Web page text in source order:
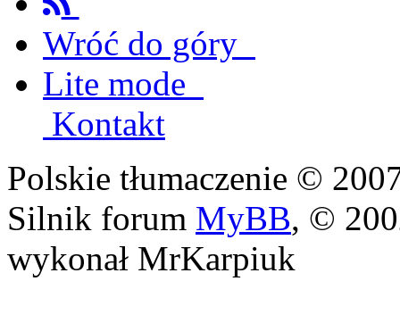
Wróć do góry
Lite mode
Kontakt
Polskie tłumaczenie ©
Silnik forum MyBB, ©
wykonał MrKarpiuk